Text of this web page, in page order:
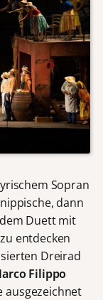
Sopran
dann
Duett mit
entdecken
Dreirad
Filippo